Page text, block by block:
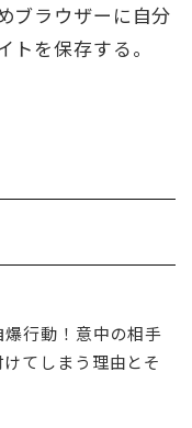
ブラウザーに自分
を保存する。
行動！意中の相手
てしまう理由とそ